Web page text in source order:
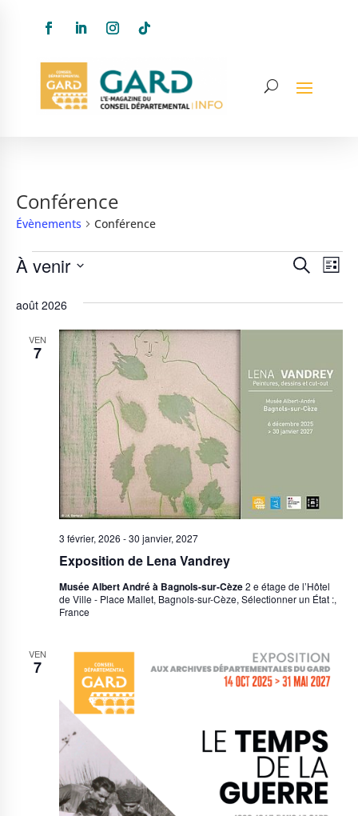
Conférence
Évènements Conférence
Évènements
vues
Recherche
Liste
À venir
une
août 2026
VEN
7
Exposition de Lena Vandrey
3 février, 2026 -30 janvier, 2027
Musée Albert André à Bagnols-sur-Cèze2 e étage de l’Hôtel
de Ville - Place Mallet, Bagnols-sur-Cèze, Sélectionner un État :,
France
VEN
7